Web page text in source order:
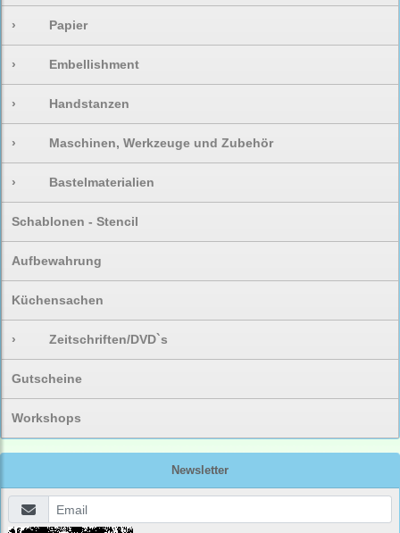
› Papier
› Embellishment
› Handstanzen
› Maschinen, Werkzeuge und Zubehör
› Bastelmaterialien
Schablonen - Stencil
Aufbewahrung
Küchensachen
› Zeitschriften/DVD`s
Gutscheine
Workshops
Newsletter